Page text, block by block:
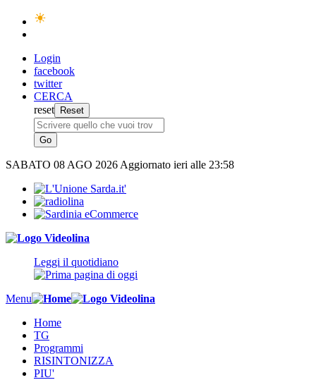
Login
facebook
twitter
CERCA
reset
SABATO 08 AGO 2026 Aggiornato ieri alle 23:58
Leggi il quotidiano
Menu
Home
TG
Programmi
RISINTONIZZA
PIU'